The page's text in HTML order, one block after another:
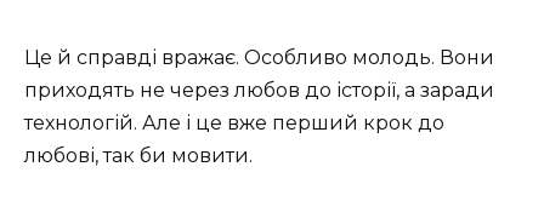
Це й справді вражає. Особливо молодь. Вони
приходять не через любов до історії, а заради
технологій. Але і це вже перший крок до
любові, так би мовити.